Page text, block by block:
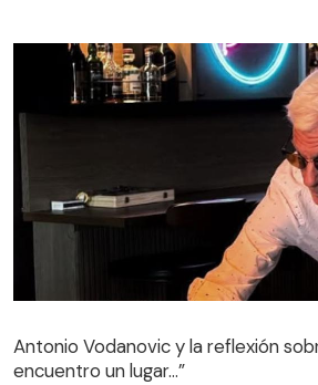
Antonio Vodanovic y la reflexión
encuentro un lugar…”